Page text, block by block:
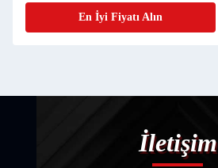
En İyi Fiyatı Alın
İletişim